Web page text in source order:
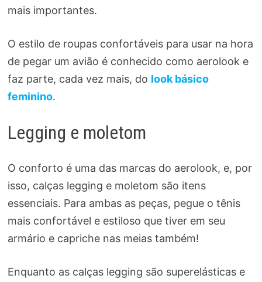
mais importantes.
O estilo de roupas confortáveis para usar na hora
de pegar um avião é conhecido como aerolook e
faz parte, cada vez mais, do look básico
feminino.
Legging e moletom
O conforto é uma das marcas do aerolook, e, por
isso, calças legging e moletom são itens
essenciais. Para ambas as peças, pegue o tênis
mais confortável e estiloso que tiver em seu
armário e capriche nas meias também!
Enquanto as calças legging são superelásticas e